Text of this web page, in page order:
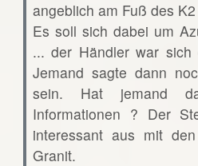
angeblich am Fuß des
Es soll sich dabei um
... der Händler war
Jemand sagte dann
sein. Hat jemand
Informationen ? Der
interessant aus mit
Granit.